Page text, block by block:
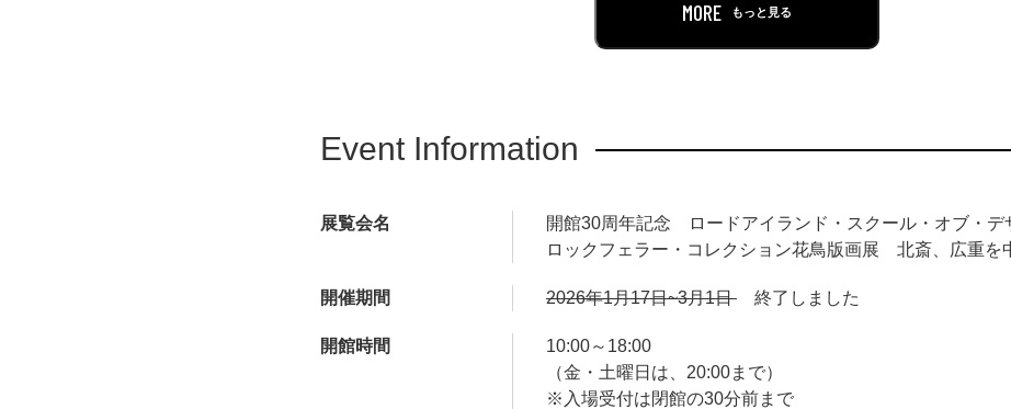
本展では、同コレクション700点あまりから163点を厳選して紹介します。花や鳥の種類、
リカでの受容に加え、日本で作品が生まれ、愛された時代の空気にまでも触れていただけ
このたびは、北斎、広重をはじめとする浮世絵師たちによる花鳥版画を一堂に鑑賞すること
MORE もっと見る
Event Information
展覧会名
開館30周年記念 ロードアイランド・スクール・オブ・デ
ロックフェラー・コレクション花鳥版画展 北斎、広重を
開催期間 2026年1月17日~3月1日 終了しました
開館時間
10:00～18:00
（金・土曜日は、20:00まで）
※入場受付は閉館の30分前まで